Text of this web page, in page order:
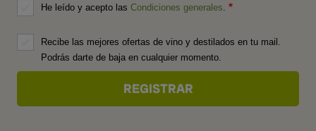
He leído y acepto las Condiciones generales.
Recibe las mejores ofertas de vino y destilados en tu mail.
Podrás darte de baja en cualquier momento.